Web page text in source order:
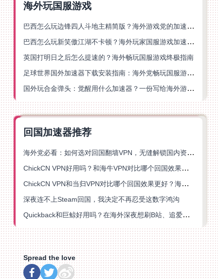
海外玩国服游戏
巴西怎么玩边锋四人斗地主精简版？海外游戏党的加速器终极选择
巴西怎么玩新笑傲江湖不卡顿？海外玩家国服游戏加速终极指南（附猫和老鼠一梦江湖实测）
英国打明日之后怎么提速的？海外畅玩国服游戏终极指南
足球世界国外加速器下载安装指南：海外党畅玩国服游戏的终极解决方案
国外玩合金弹头：觉醒用什么加速器？一份写给海外游子的畅玩指南
回国加速器推荐
海外党必看：如何选对回国翻墙VPN，无缝解锁国内资源？
ChickCN VPN好用吗？和海牛VPN对比哪个回国效果更好？
ChickCN VPN和当归VPN对比哪个回国效果更好？海外党亲测后选了它
深夜连不上Steam回国，我决定不再忍受这数字鸿沟
Quickback和巨鲸好用吗？在海外深夜想刷B站、追爱奇艺的你，或许正需要这份答案
Spread the love